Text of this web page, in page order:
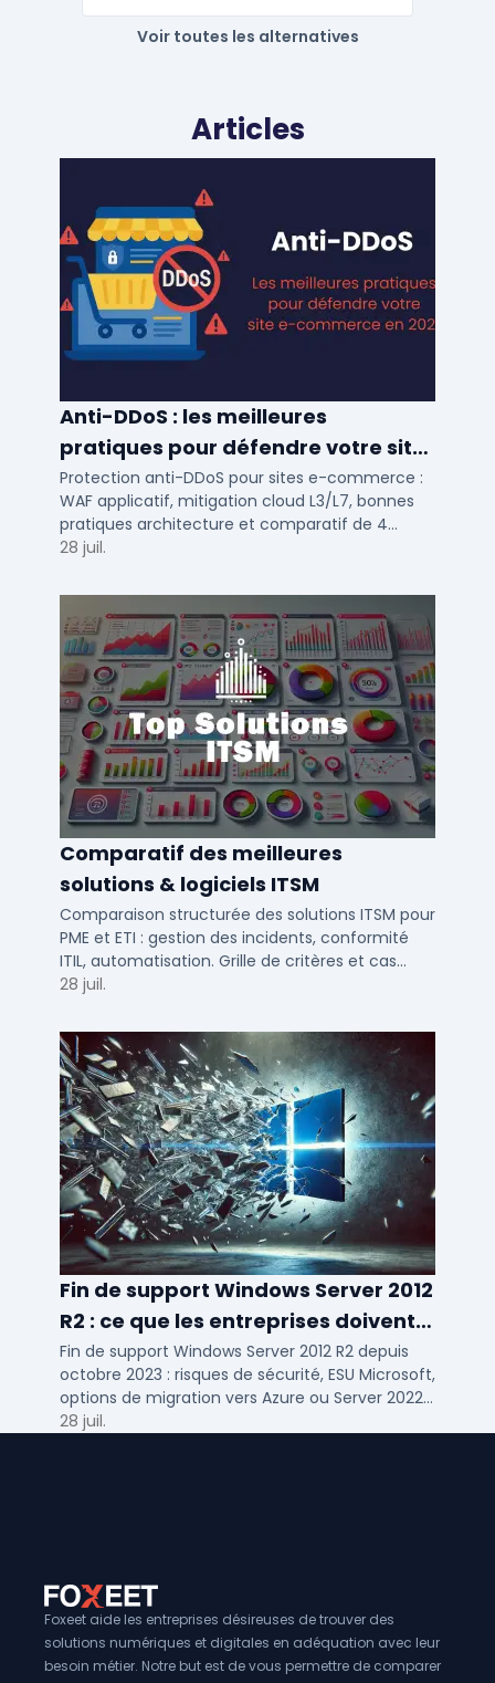
Voir toutes les alternatives
Articles
Anti-DDoS : les meilleures
pratiques pour défendre votre site
e-commerce en 2025
Protection anti-DDoS pour sites e-commerce :
WAF applicatif, mitigation cloud L3/L7, bonnes
pratiques architecture et comparatif de 4
solutions testees par des DSI en 2025.
28 juil.
Comparatif des meilleures
solutions & logiciels ITSM
Comparaison structurée des solutions ITSM pour
PME et ETI : gestion des incidents, conformité
ITIL, automatisation. Grille de critères et cas
d'usage par taille d'entreprise.
28 juil.
Fin de support Windows Server 2012
R2 : ce que les entreprises doivent
savoir
Fin de support Windows Server 2012 R2 depuis
octobre 2023 : risques de sécurité, ESU Microsoft,
options de migration vers Azure ou Server 2022
pour TPE, PME et ETI.
28 juil.
Foxeet aide les entreprises désireuses de trouver des
solutions numériques et digitales en adéquation avec leur
besoin métier. Notre but est de vous permettre de comparer